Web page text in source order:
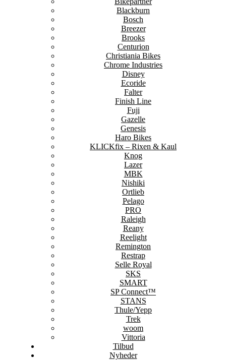
Blackburn
Bosch
Breezer
Brooks
Centurion
Christiania Bikes
Chrome Industries
Disney
Ecoride
Falter
Finish Line
Fuji
Gazelle
Genesis
Haro Bikes
KLICKfix – Rixen & Kaul
Knog
Lazer
MBK
Nishiki
Ortlieb
Pelago
PRO
Raleigh
Reany
Reelight
Remington
Restrap
Selle Royal
SKS
SMART
SP Connect™
STANS
Thule/Yepp
Trek
woom
Vittoria
Tilbud
Nyheder